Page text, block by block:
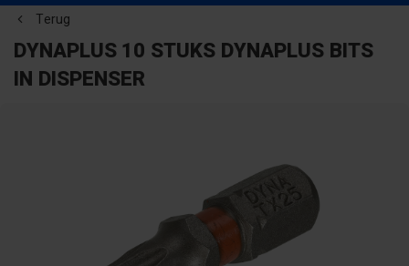
Terug
DYNAPLUS10 STUKS DYNAPLUS BITS
IN DISPENSER